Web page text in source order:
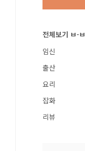
전체보기 ㅂ-ㅂ
임신
출산
요리
잡화
리뷰